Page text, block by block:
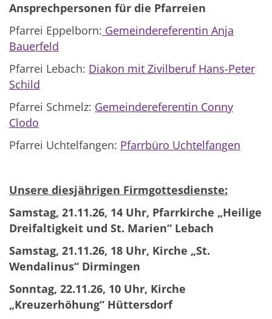
Ansprechpersonen für die Pfarreien
Pfarrei Eppelborn: Gemeindereferentin Anja
Bauerfeld
Pfarrei Lebach: Diakon mit Zivilberuf Hans-Peter
Schild
Pfarrei Schmelz: Gemeindereferentin Conny
Clodo
Pfarrei Uchtelfangen: Pfarrbüro Uchtelfangen
Unsere diesjährigen Firmgottesdienste:
Samstag, 21.11.26, 14 Uhr, Pfarrkirche „Heilige
Dreifaltigkeit und St. Marien“ Lebach
Samstag, 21.11.26, 18 Uhr, Kirche „St.
Wendalinus“ Dirmingen
Sonntag, 22.11.26, 10 Uhr, Kirche
„Kreuzerhöhung“ Hüttersdorf